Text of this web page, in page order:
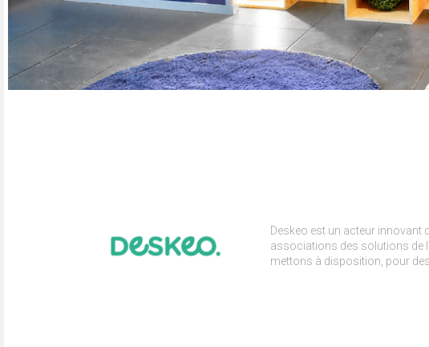
Deskeo est un acteur innovant
associations des solutions de
mettons à disposition, pour